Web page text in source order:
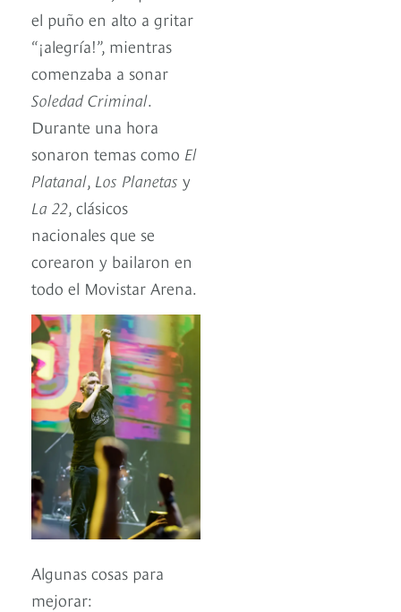
el puño en alto a gritar
“¡alegría!”, mientras
comenzaba a sonar
Soledad Criminal.
Durante una hora
sonaron temas como El
Platanal, Los Planetas y
La 22, clásicos
nacionales que se
corearon y bailaron en
todo el Movistar Arena.
Algunas cosas para
mejorar: